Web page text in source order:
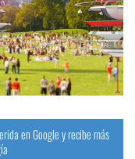
en Google y recibe más